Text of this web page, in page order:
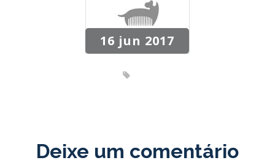
16 jun 2017
Deixe um comentário